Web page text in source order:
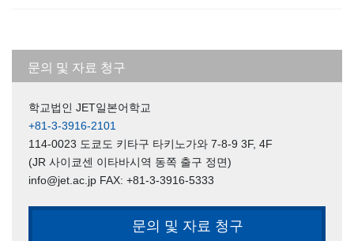
문의 및 자료 청구
학교법인 JET일본어학교
+81-3-3916-2101
114-0023 도쿄도 키타구 타키노가와 7-8-9 3F, 4F
(JR 사이쿄센 이타바시역 동쪽 출구 정면)
info@jet.ac.jp FAX: +81-3-3916-5333
문의 및 자료 청구